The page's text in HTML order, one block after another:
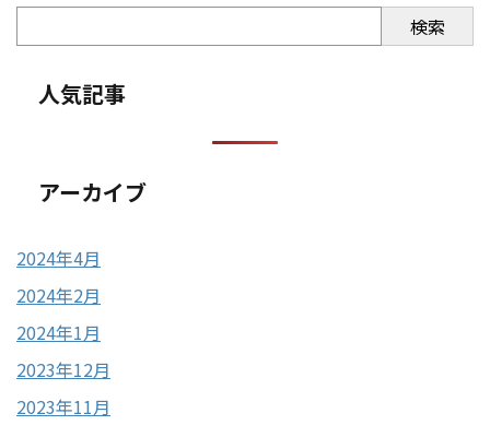
検索
人気記事
アーカイブ
2024年4月
2024年2月
2024年1月
2023年12月
2023年11月